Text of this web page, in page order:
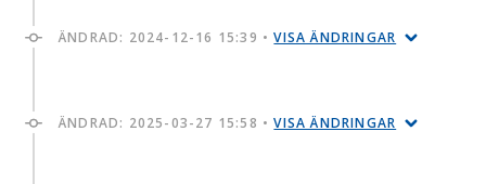
ÄNDRAD: 2024-12-16 15:39 •VISA ÄNDRINGAR
ÄNDRAD: 2025-03-27 15:58 •VISA ÄNDRINGAR